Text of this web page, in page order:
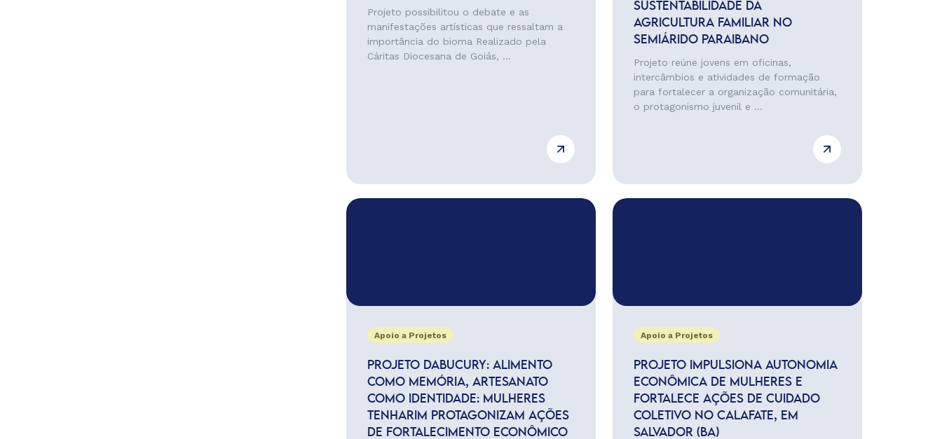
Projeto possibilitou o debate e as
manifestações artísticas que ressaltam a
importância do bioma Realizado pela
Cáritas Diocesana de Goiás, ...
SUSTENTABILIDADE DA
AGRICULTURA FAMILIAR NO
SEMIÁRIDO PARAIBANO
Projeto reúne jovens em oficinas,
intercâmbios e atividades de formação
para fortalecer a organização comunitária,
o protagonismo juvenil e ...
Apoio a Projetos
PROJETO DABUCURY: ALIMENTO
COMO MEMÓRIA, ARTESANATO
COMO IDENTIDADE: MULHERES
TENHARIM PROTAGONIZAM AÇÕES
DE FORTALECIMENTO ECONÔMICO
Apoio a Projetos
PROJETO IMPULSIONA AUTONOMIA
ECONÔMICA DE MULHERES E
FORTALECE AÇÕES DE CUIDADO
COLETIVO NO CALAFATE, EM
SALVADOR (BA)